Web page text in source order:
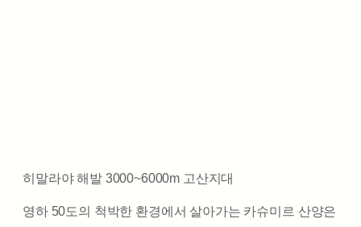
히말라야 해발 3000~6000m 고산지대
영하 50도의 척박한 환경에서 살아가는 카슈미르 산양은